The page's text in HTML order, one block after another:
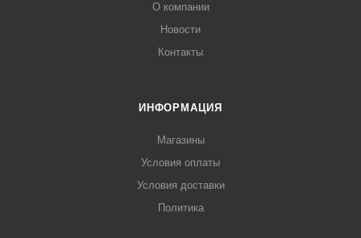
О компании
Новости
Контакты
ИНФОРМАЦИЯ
Магазины
Условия оплаты
Условия доставки
Политика